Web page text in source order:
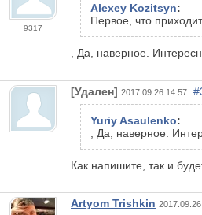
9317
Alexey Kozitsyn:
Первое, что
, Да, наверное.
[Удален] 2017.09.26 14:57
Yuriy Asaulenko:
, Да, наверное.
Как напишите, так и
Artyom Trishkin 2017.09.26